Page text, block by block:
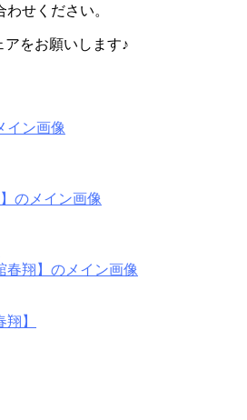
せください。
アをお願いします♪
】